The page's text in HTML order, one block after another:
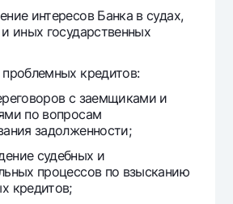
интересов Банка в судах,
иных государственных
кредитов:
с заемщиками и
по вопросам
задолженности;
судебных и
процессов по взысканию
кредитов;